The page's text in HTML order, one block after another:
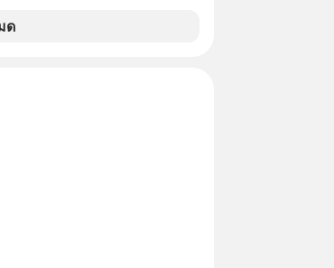
รถอยหลังเพื่อตั้งหลัก จนส่งให้
รางวัลออสการ์ ในบทบาทที่
ง
ด